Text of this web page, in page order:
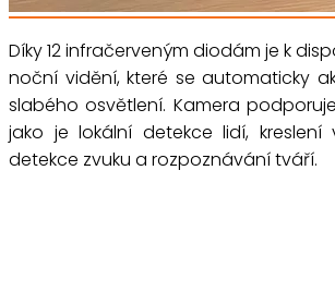
Díky 12 infračerveným diodám je k
noční vidění, které se automaticky
slabého osvětlení. Kamera
jako je lokální detekce lidí, kreslení
detekce zvuku a rozpoznávání tváří.